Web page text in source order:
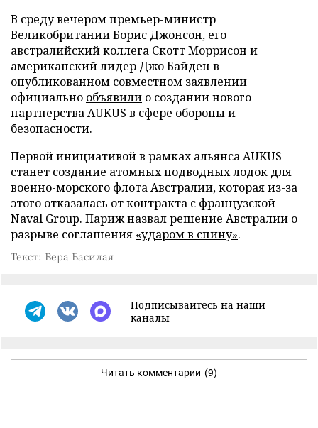
В среду вечером премьер-министр
Великобритании Борис Джонсон, его
австралийский коллега Скотт Моррисон и
американский лидер Джо Байден в
опубликованном совместном заявлении
официально объявили о создании нового
партнерства AUKUS в сфере обороны и
безопасности.
Первой инициативой в рамках альянса AUKUS
станет создание атомных подводных лодок для
военно-морского флота Австралии, которая из-за
этого отказалась от контракта с французской
Naval Group. Париж назвал решение Австралии о
разрыве соглашения «ударом в спину».
Текст: Вера Басилая
Подписывайтесь на наши
каналы
Читать комментарии (9)